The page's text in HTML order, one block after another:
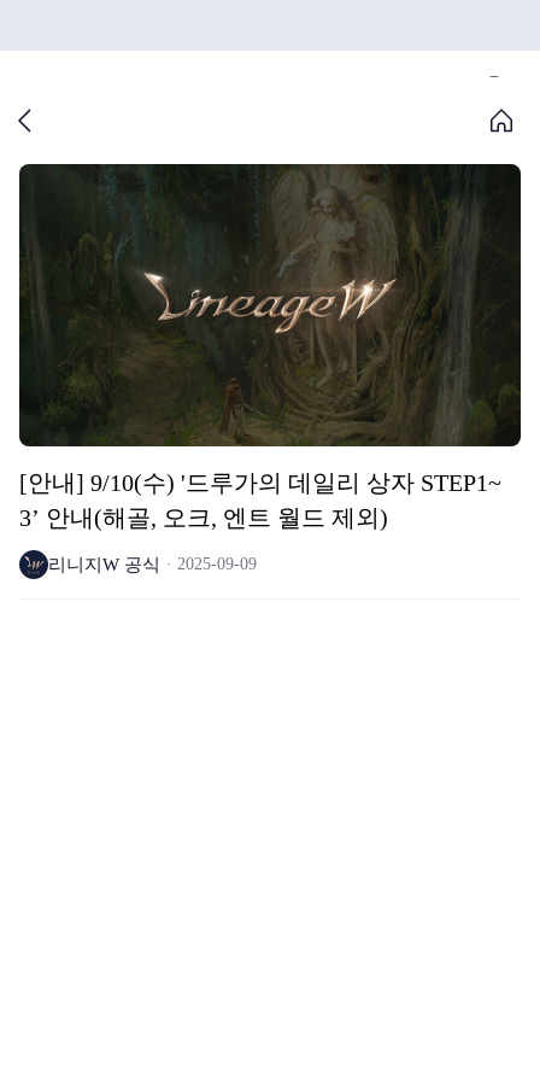
[안내] 9/10(수) '드루가의 데일리 상자 STEP1~
3’ 안내(해골, 오크, 엔트 월드 제외)
리니지W 공식 2025-09-09